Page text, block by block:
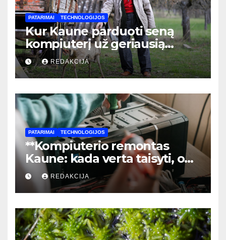
PATARIMAI TECHNOLOGIJOS
Kur Kaune parduoti seną
kompiuterį už geriausią
kainą: pilnas vadovas
REDAKCIJA
PATARIMAI TECHNOLOGIJOS
**Kompiuterio remontas
Kaune: kada verta taisyti, o
kada – laikas pirkti naują?**
REDAKCIJA